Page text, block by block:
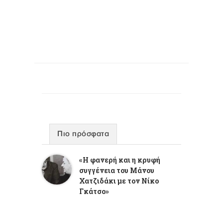
Πιο πρόσφατα
«Η φανερή και η κρυφή
συγγένεια του Μάνου
Χατζιδάκι με τον Νίκο
Γκάτσο»